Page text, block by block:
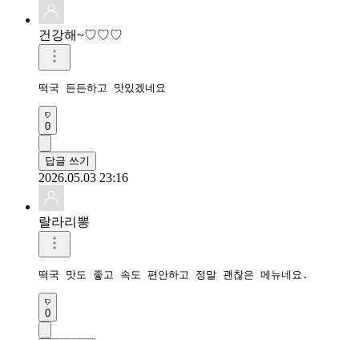
건강해~♡♡♡
떡국 든든하고 맛있겠네요
0
답글 쓰기
2026.05.03 23:16
랄라리뽕
떡국 맛도 좋고 속도 편안하고 정말 괜찮은 메뉴네요.
0